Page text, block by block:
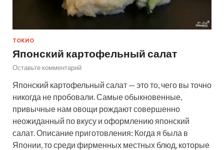
ТОКИО
Японский картофельный салат
Оставьте комментарий
Японский картофельный салат — это то, чего вы точно
никогда не пробовали. Самые обыкновенные,
привычные нам овощи рождают совершенно
неожиданный по вкусу и оформлению японский
салат. Описание приготовления: Когда я была в
Японии, то среди фирменных местных блюд, которые